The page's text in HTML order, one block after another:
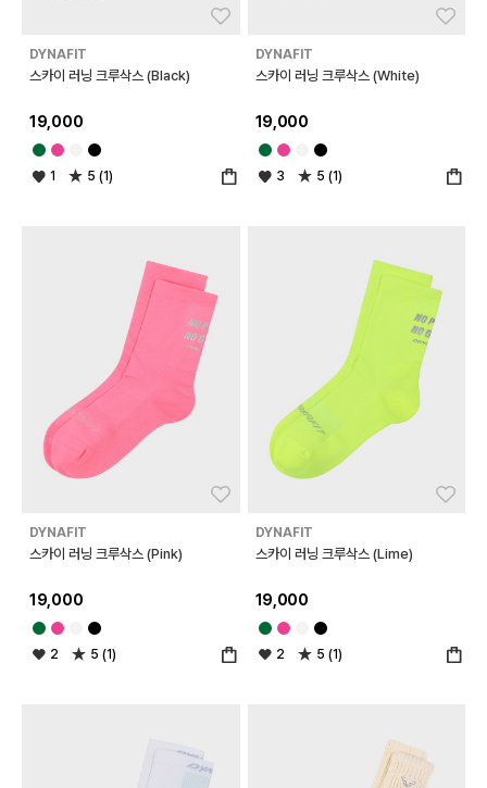
DYNAFIT
스카이 러닝 크루삭스 (Black)
19,000
1 5 (1)
DYNAFIT
스카이 러닝 크루삭스 (White)
19,000
3 5 (1)
DYNAFIT
스카이 러닝 크루삭스 (Pink)
19,000
2 5 (1)
DYNAFIT
스카이 러닝 크루삭스 (Lime)
19,000
2 5 (1)